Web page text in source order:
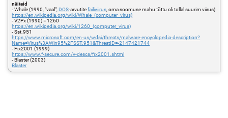
näiteid
- Whale (1990, "vaal",DOS-arvutitefailiviirus , oma soomuse mahu tõttu oli tollal suurim viirus)
https://en.wikipedia.org/wiki/Whale_(computer_virus)
- V2Px (1990) = 1260
https://en.wikipedia.org/wiki/1260_(computer_virus)
- Sst.951
https://www.microsoft.com/en-us/wdsi/threats/malware-encyclopedia-description?
Name=Virus%3AWin95%2FSST.951&ThreatID=-2147421744
- Fix2001 (1999)
https://www.f-secure.com/v-descs/fix2001.shtml
- Blaster (2003)
Blaster